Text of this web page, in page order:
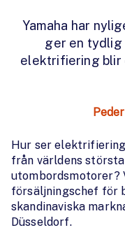
Yamaha har
ger en tydlig
elektrifiering blir
Hur ser
från världens
utombordsmotorer?
försäljningschef för
skandinaviska
Düsseldorf.